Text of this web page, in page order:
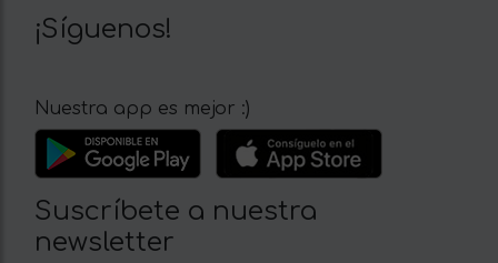
¡Síguenos!
Nuestra app es mejor :)
Suscríbete a nuestra
newsletter